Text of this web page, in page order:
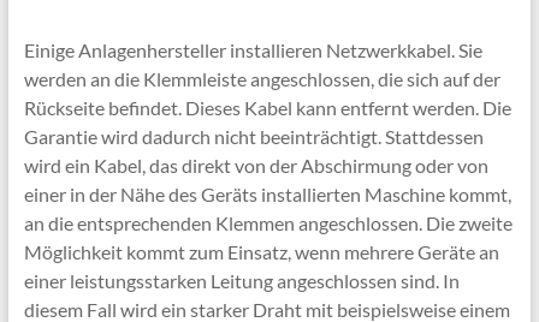
Einige Anlagenhersteller installieren Netzwerkkabel. Sie
werden an die Klemmleiste angeschlossen, die sich auf der
Rückseite befindet. Dieses Kabel kann entfernt werden. Die
Garantie wird dadurch nicht beeinträchtigt. Stattdessen
wird ein Kabel, das direkt von der Abschirmung oder von
einer in der Nähe des Geräts installierten Maschine kommt,
an die entsprechenden Klemmen angeschlossen. Die zweite
Möglichkeit kommt zum Einsatz, wenn mehrere Geräte an
einer leistungsstarken Leitung angeschlossen sind. In
diesem Fall wird ein starker Draht mit beispielsweise einem